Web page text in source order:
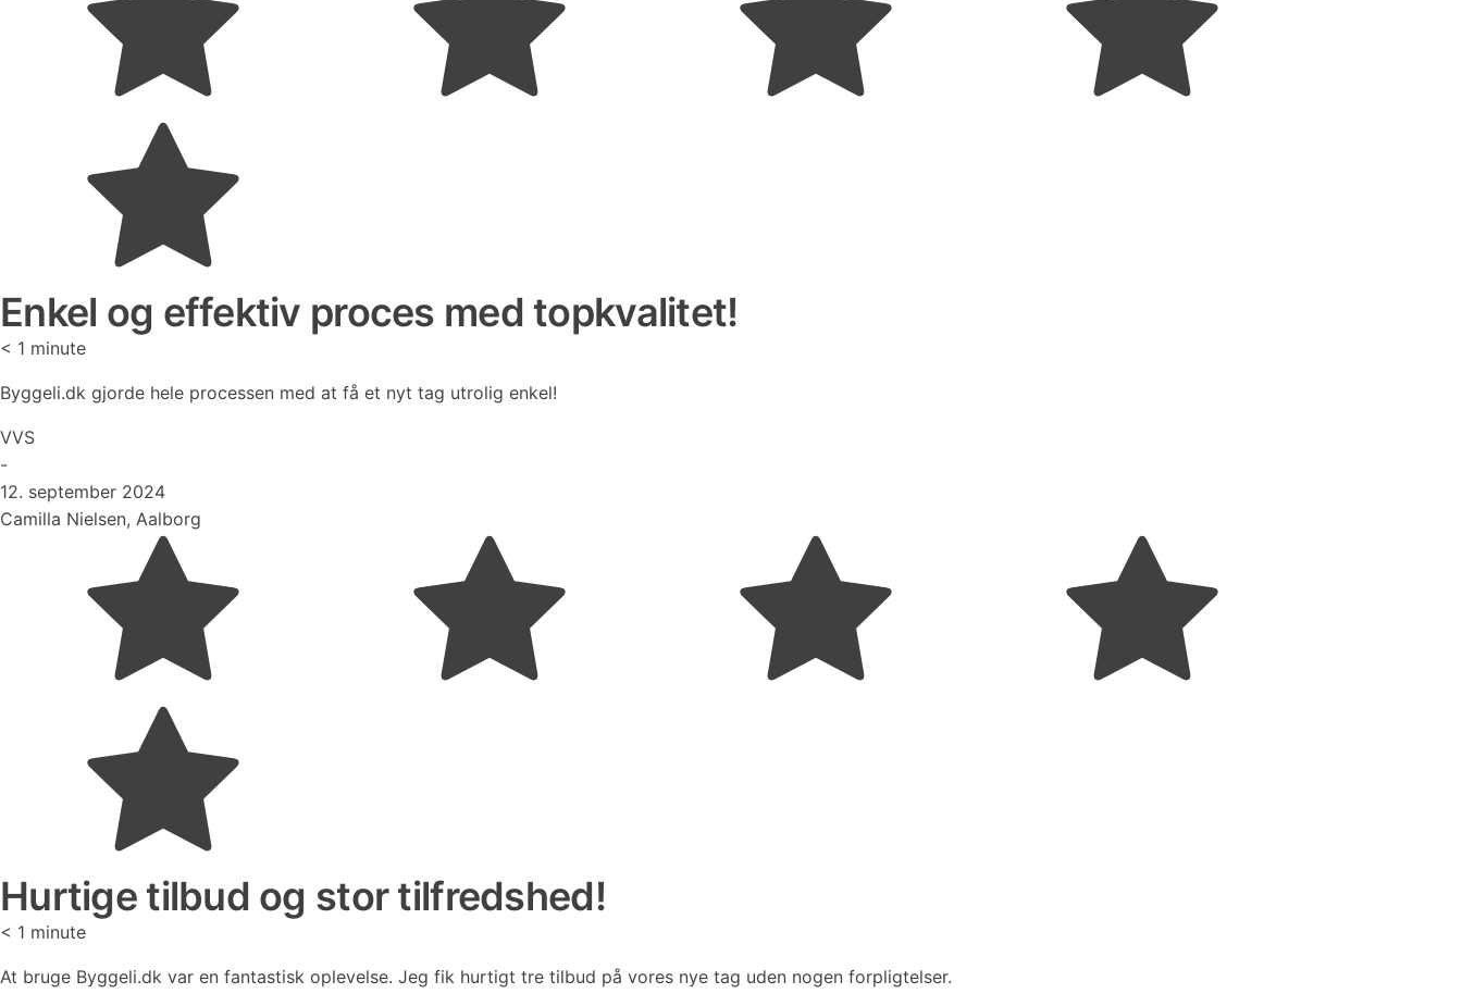
Enkel og effektiv proces med topkvalitet!
< 1 minute
Byggeli.dk gjorde hele processen med at få et nyt tag utrolig enkel!
VVS
-
12. september 2024
Camilla Nielsen, Aalborg
Hurtige tilbud og stor tilfredshed!
< 1 minute
At bruge Byggeli.dk var en fantastisk oplevelse. Jeg fik hurtigt tre tilbud på vores nye tag uden nogen forpligtelser.